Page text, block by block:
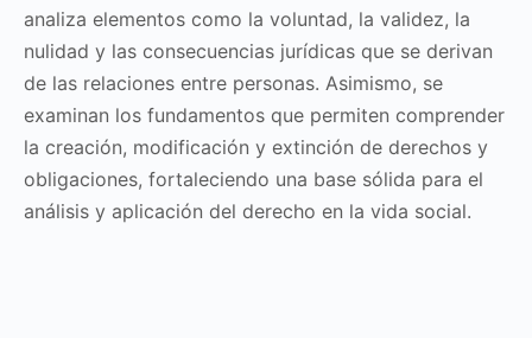
analiza elementos como la voluntad, la validez, la
nulidad y las consecuencias jurídicas que se derivan
de las relaciones entre personas. Asimismo, se
examinan los fundamentos que permiten comprender
la creación, modificación y extinción de derechos y
obligaciones, fortaleciendo una base sólida para el
análisis y aplicación del derecho en la vida social.